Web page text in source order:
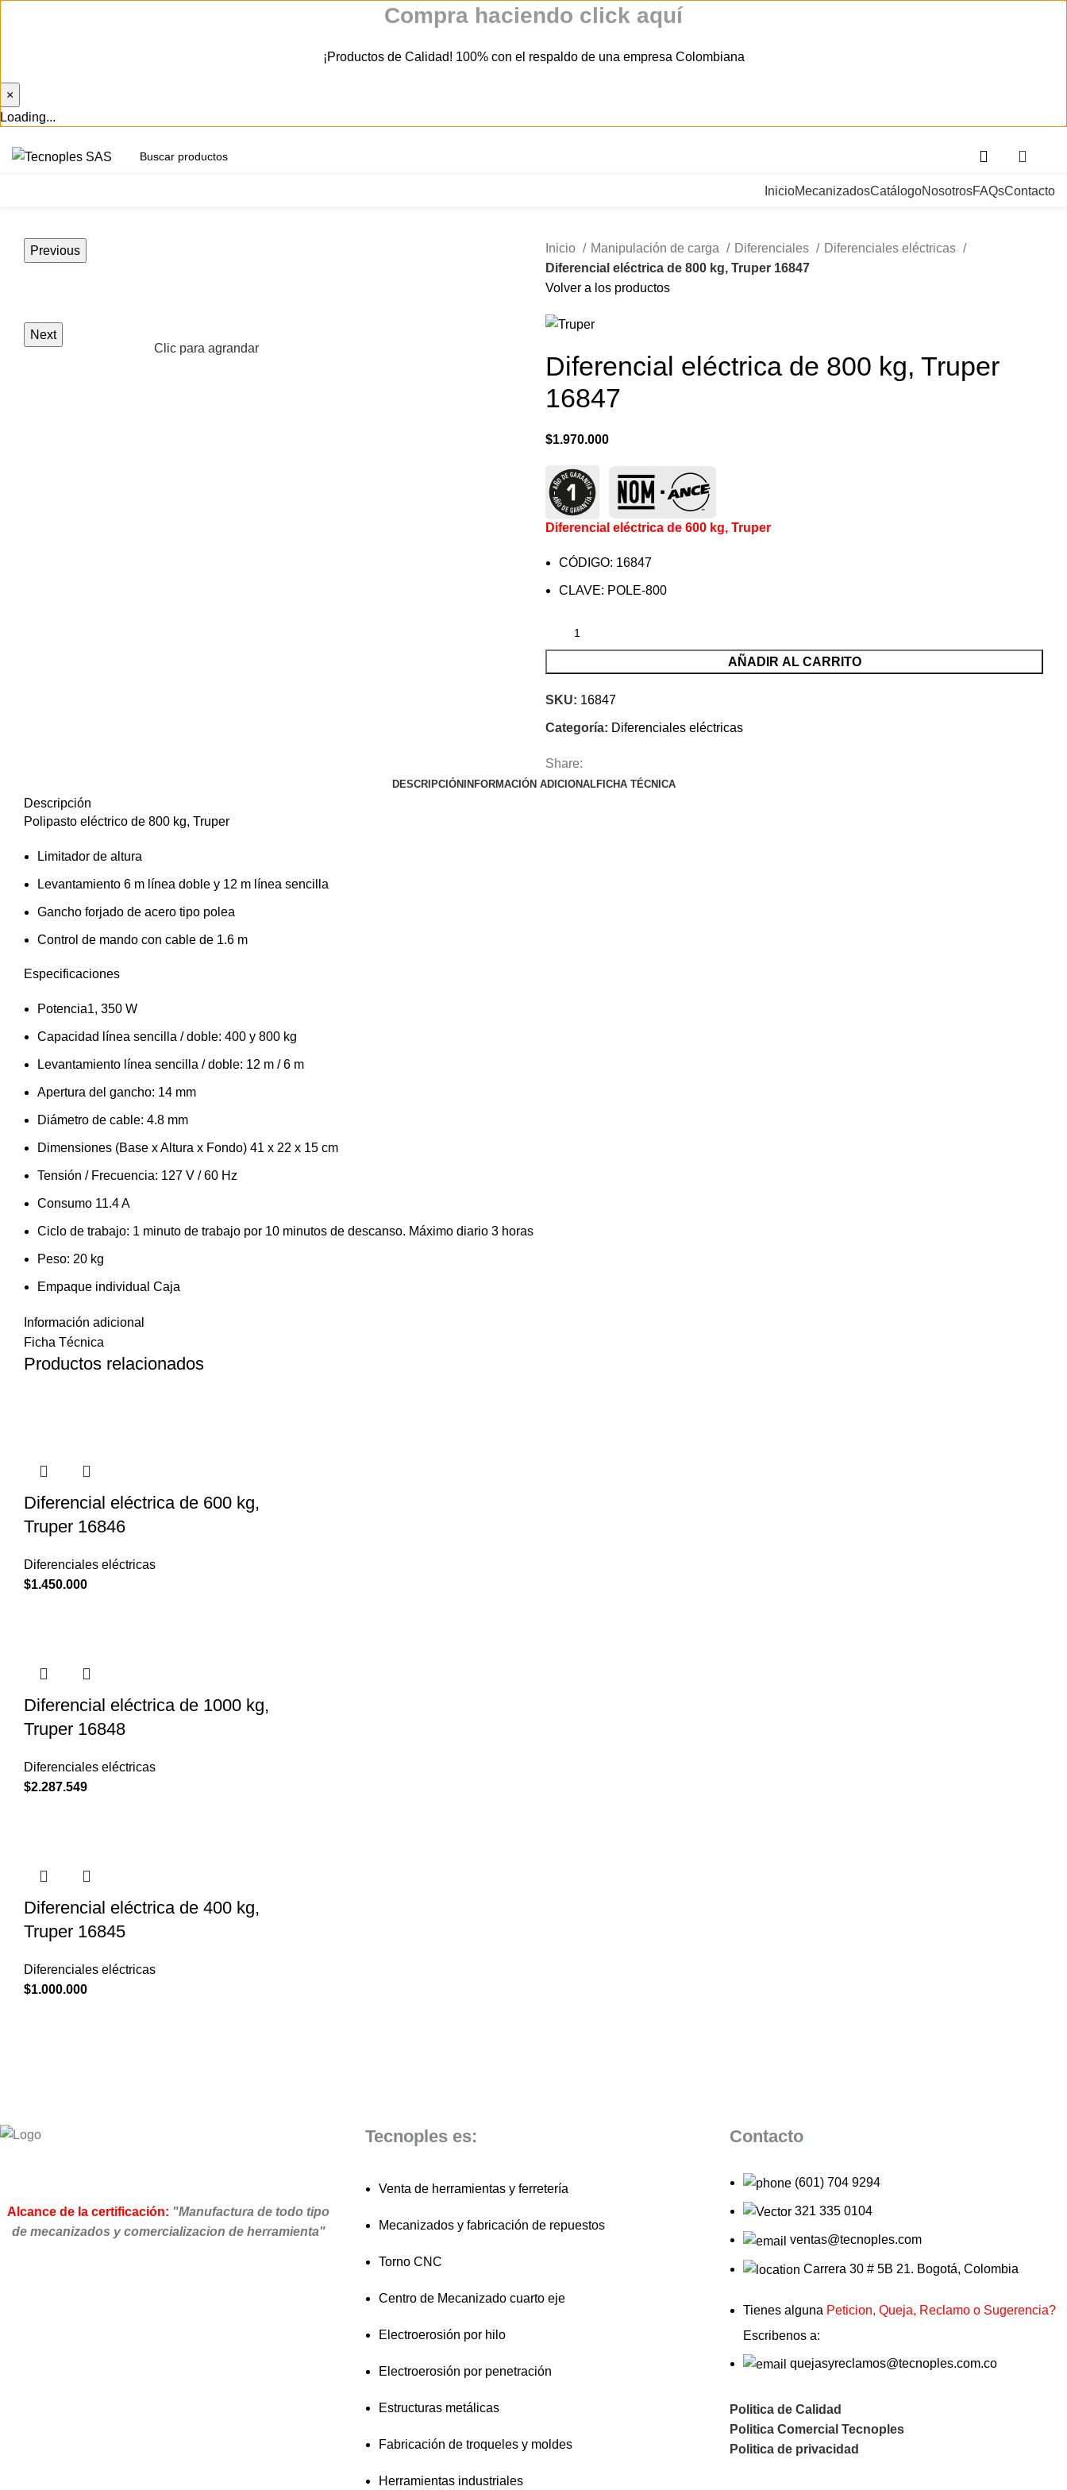
Compra haciendo click aquí
¡Productos de Calidad! 100% con el respaldo de una empresa Colombiana
×
Loading...
InicioMecanizadosCatálogoNosotrosFAQsContacto
Clic para agrandar
Previous
Next
Inicio Manipulación de carga Diferenciales
Diferenciales eléctricas
Diferencial eléctrica de 800 kg, Truper 16847
Volver a los productos
Diferencial eléctrica de 800 kg, Truper
16847
$1.970.000
Diferencial eléctrica de 600 kg, Truper
CÓDIGO: 16847
CLAVE: POLE-800
AÑADIR AL CARRITO
SKU: 16847
Categoría: Diferenciales eléctricas
Share:
DESCRIPCIÓN INFORMACIÓN ADICIONALFICHA TÉCNICA
Descripción
Polipasto eléctrico de 800 kg, Truper
Limitador de altura
Levantamiento 6 m línea doble y 12 m línea sencilla
Gancho forjado de acero tipo polea
Control de mando con cable de 1.6 m
Especificaciones
Potencia1, 350 W
Capacidad línea sencilla / doble: 400 y 800 kg
Levantamiento línea sencilla / doble: 12 m / 6 m
Apertura del gancho: 14 mm
Diámetro de cable: 4.8 mm
Dimensiones (Base x Altura x Fondo) 41 x 22 x 15 cm
Tensión / Frecuencia: 127 V / 60 Hz
Consumo 11.4 A
Ciclo de trabajo: 1 minuto de trabajo por 10 minutos de descanso. Máximo diario 3 horas
Peso: 20 kg
Empaque individual Caja
Información adicional
Ficha Técnica
Productos relacionados
Diferencial eléctrica de 600 kg,
Truper 16846
Diferenciales eléctricas
$1.450.000
Diferencial eléctrica de 1000 kg,
Truper 16848
Diferenciales eléctricas
$2.287.549
Diferencial eléctrica de 400 kg,
Truper 16845
Diferenciales eléctricas
$1.000.000
Alcance de la certificación: "Manufactura de todo tipo
de mecanizados y comercializacion de herramienta"
Tecnoples es:
Venta de herramientas y ferretería
Mecanizados y fabricación de repuestos
Torno CNC
Centro de Mecanizado cuarto eje
Electroerosión por hilo
Electroerosión por penetración
Estructuras metálicas
Fabricación de troqueles y moldes
Herramientas industriales
Contacto
(601) 704 9294
321 335 0104
ventas@tecnoples.com
Carrera 30 # 5B 21. Bogotá, Colombia
Tienes alguna Peticion, Queja, Reclamo o Sugerencia?
Escribenos a:
quejasyreclamos@tecnoples.com.co
Politica de Calidad
Politica Comercial Tecnoples
Politica de privacidad